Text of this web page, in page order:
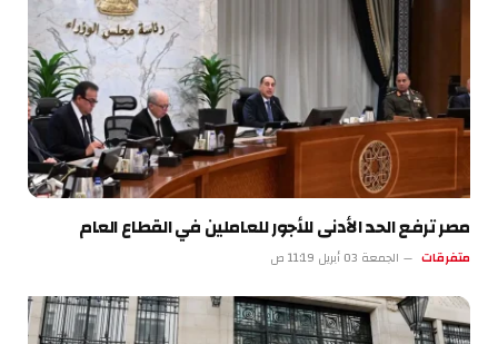
مصر ترفع الحد الأدنى للأجور للعاملين في القطاع العام
متفرقات الجمعة 03 أبريل 11:19 ص